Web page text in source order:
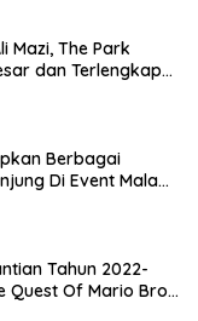
Mazi, The Park
dan Terlengkap
Berbagai
Di Event Malam
Tahun 2022-
Quest Of Mario Bros